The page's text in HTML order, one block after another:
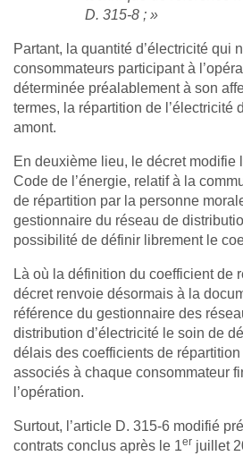
D. 315-8 ; »
Partant, la quantité d’électricité qui
consommateurs participant à
déterminée préalablement à son
termes, la répartition de l’électricité
amont.
En deuxième lieu, le décret modifie
Code de l’énergie, relatif à la
de répartition par la personne
gestionnaire du réseau de
possibilité de définir librement le
Là où la définition du coefficient de
décret renvoie désormais à la
référence du gestionnaire des
distribution d’électricité le soin de
délais des coefficients de
associés à chaque consommateur
l’opération.
Surtout, l’article D. 315-6 modifié
contrats conclus après le 1er juillet